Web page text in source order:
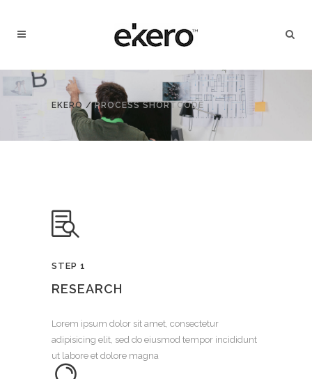
EKERO /PROCESS SHORTCODE
STEP 1
RESEARCH
Lorem ipsum dolor sit amet, consectetur
adipisicing elit, sed do eiusmod tempor incididunt
ut labore et dolore magna